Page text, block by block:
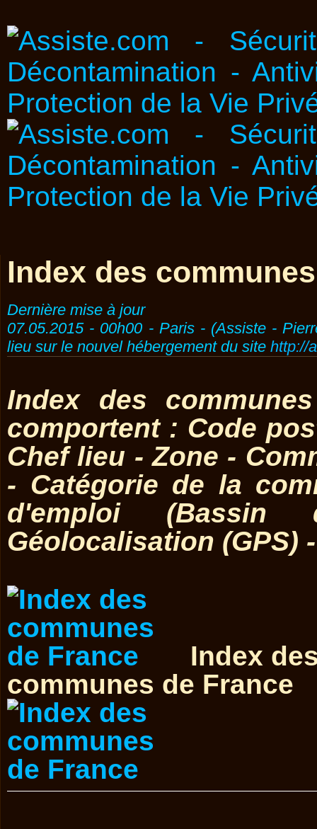
Index des
Dernière mise à jour
07.05.2015 - 00h00 - Paris - (Assiste -
lieu sur le nouvel hébergement du site http://
Index des
comportent : Code
Chef lieu - Zone -
- Catégorie de la
d'emploi (Bassin
Géolocalisation (GPS)
Index
communes de France